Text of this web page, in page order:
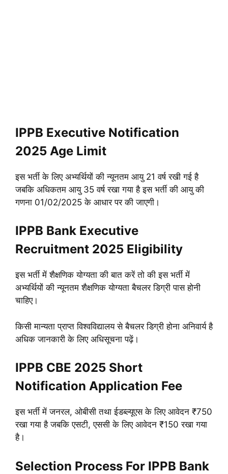
IPPB Executive Notification
2025 Age Limit
इस भर्ती के लिए अभ्यर्थियों की न्यूनतम आयु 21 वर्ष रखी गई है
जबकि अधिकतम आयु 35 वर्ष रखा गया हैइस भर्ती की आयु की
गणना 01/02/2025 के आधार पर की जाएगी।
IPPB Bank Executive
Recruitment 2025 Eligibility
इस भर्ती में शैक्षणिक योग्यता की बात करें तो की इस भर्ती में
अभ्यर्थियों की न्यूनतम शैक्षणिक योग्यता बैचलर डिग्री पास होनी
चाहिए।
किसी मान्यता प्राप्त विश्वविद्यालय से बैचलर डिग्री होना अनिवार्य है
अधिक जानकारी के लिए अधिसूचना पढ़ें।
IPPB CBE 2025 Short
Notification Application Fee
इस भर्ती में जनरल, ओबीसी तथा ईडब्ल्यूएस के लिए आवेदन ₹750
रखा गया है जबकि एसटी, एससी के लिए आवेदन ₹150 रखा गया
है।
Selection Process For IPPB Bank